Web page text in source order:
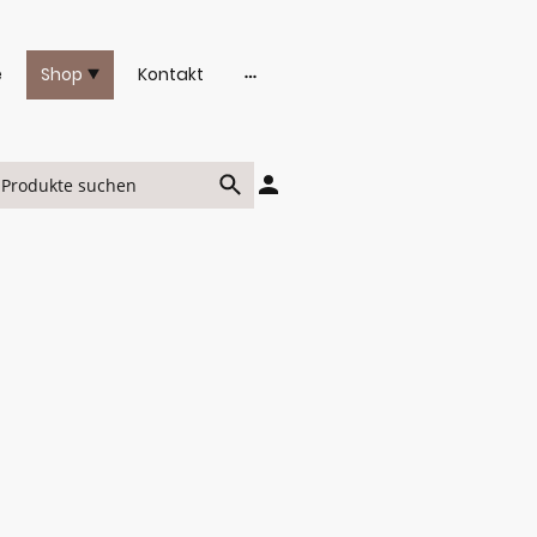
Shop Kontakt